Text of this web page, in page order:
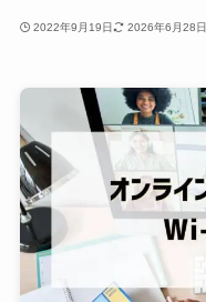
2022年9月19日 2026年6月28日